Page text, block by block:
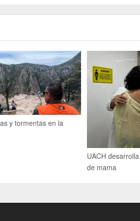
y tormentas en la
UACH
de mama